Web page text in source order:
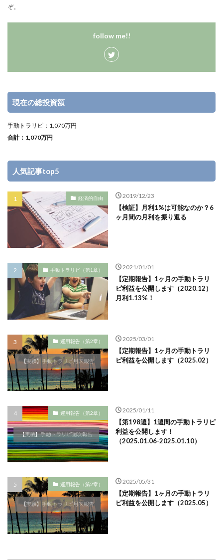
ぞ。
follow me!!
現在の総投資額
手動トラリピ：1,070万円
合計：1,070万円
人気記事top5
経済的自由 2019/12/23
【検証】月利1%は可能なのか？6
ヶ月間の月利を振り返る
手動トラリピ（第1章） 2021/01/01
【定期報告】1ヶ月の手動トラリ
ピ利益を公開します（2020.12）
月利1.13%！
運用報告（第2章） 2025/03/01
【定期報告】1ヶ月の手動トラリ
ピ利益を公開します（2025.02）
運用報告（第2章） 2025/01/11
【第198週】1週間の手動トラリピ
利益を公開します！
（2025.01.06-2025.01.10）
運用報告（第2章） 2025/05/31
【定期報告】1ヶ月の手動トラリ
ピ利益を公開します（2025.05）